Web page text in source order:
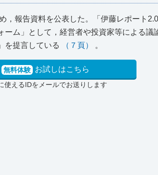
，報告資料を公表した。「伊藤レポート
ム」として，経営者や投資家等による議
を提言している
（７頁） 。
無料体験 お試しはこちら
使えるIDをメールでお送りします